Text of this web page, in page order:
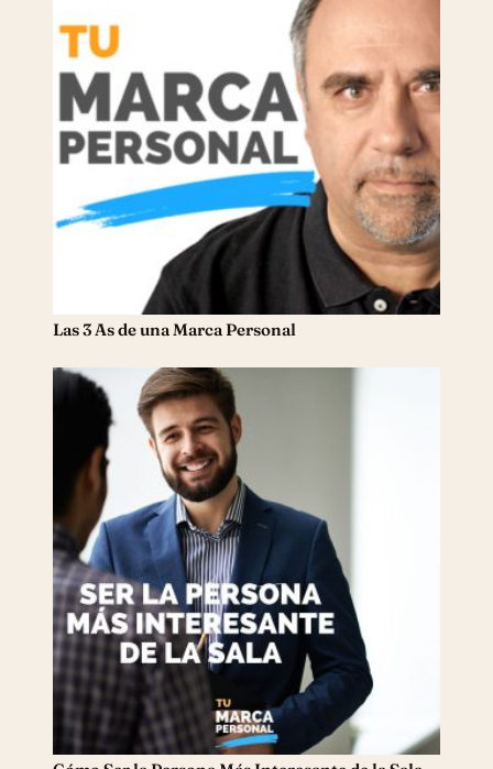
Las 3 As de una Marca Personal